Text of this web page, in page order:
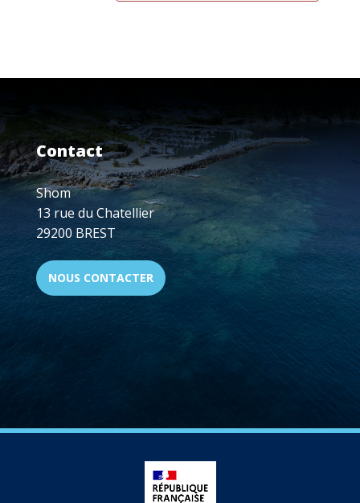
Contact
Shom
13 rue du Chatellier
29200 BREST
NOUS CONTACTER